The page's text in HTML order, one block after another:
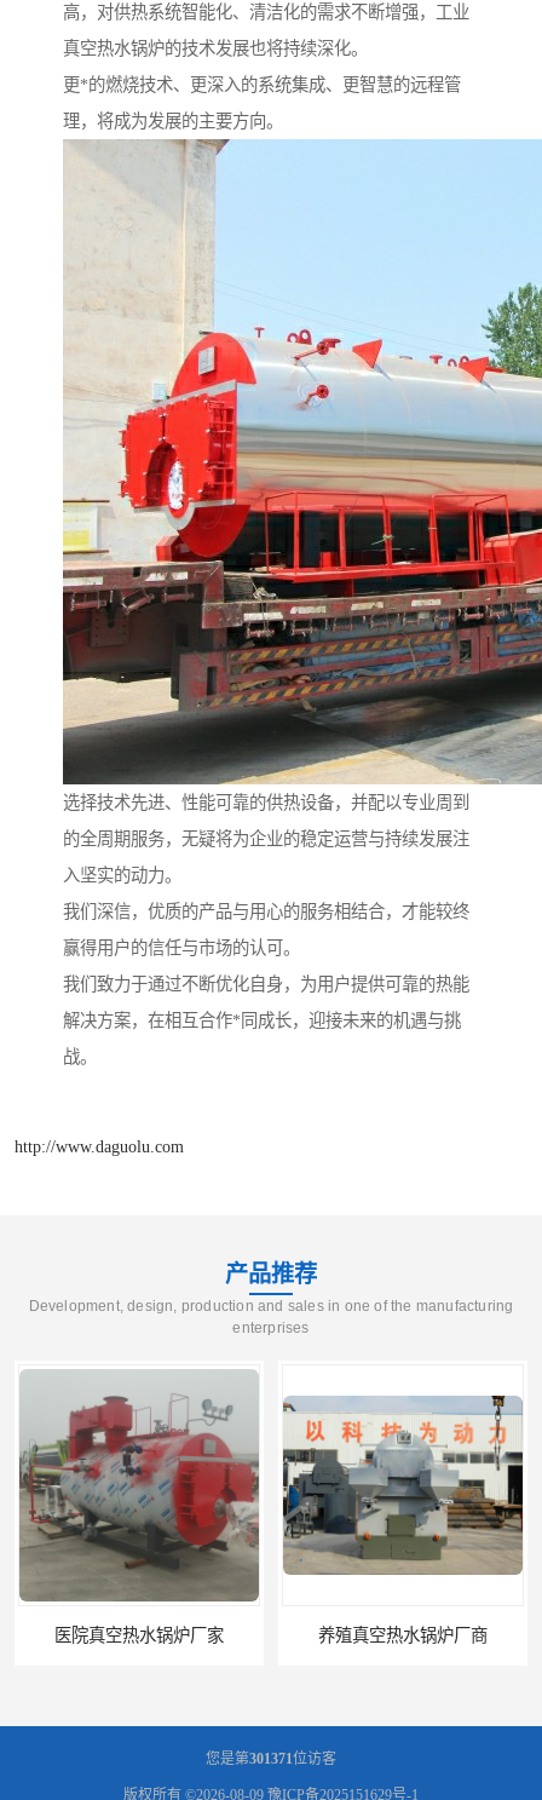
高，对供热系统智能化、清洁化的需求不断增强，工业
真空热水锅炉的技术发展也将持续深化。
更*的燃烧技术、更深入的系统集成、更智慧的远程管
理，将成为发展的主要方向。
选择技术先进、性能可靠的供热设备，并配以专业周到
的全周期服务，无疑将为企业的稳定运营与持续发展注
入坚实的动力。
我们深信，优质的产品与用心的服务相结合，才能较终
赢得用户的信任与市场的认可。
我们致力于通过不断优化自身，为用户提供可靠的热能
解决方案，在相互合作*同成长，迎接未来的机遇与挑
战。
http://www.daguolu.com
产品推荐
Development, design, production and sales in one of the manufacturing
enterprises
医院真空热水锅炉厂家 养殖真空热水锅炉厂商
您是第301371位访客
版权所有 ©2026-08-09 豫ICP备2025151629号-1